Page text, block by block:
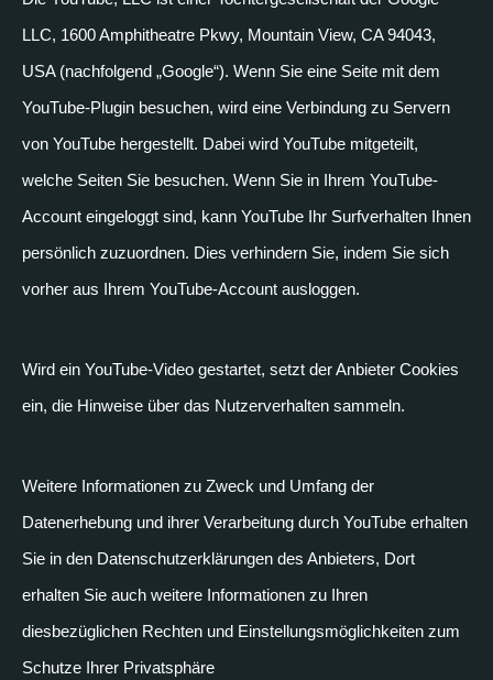
LLC, 1600 Amphitheatre Pkwy, Mountain View, CA 94043,
USA (nachfolgend „Google“). Wenn Sie eine Seite mit dem
YouTube-Plugin besuchen, wird eine Verbindung zu Servern
von YouTube hergestellt. Dabei wird YouTube mitgeteilt,
welche Seiten Sie besuchen. Wenn Sie in Ihrem YouTube-
Account eingeloggt sind, kann YouTube Ihr Surfverhalten Ihnen
persönlich zuzuordnen. Dies verhindern Sie, indem Sie sich
vorher aus Ihrem YouTube-Account ausloggen.
Wird ein YouTube-Video gestartet, setzt der Anbieter Cookies
ein, die Hinweise über das Nutzerverhalten sammeln.
Weitere Informationen zu Zweck und Umfang der
Datenerhebung und ihrer Verarbeitung durch YouTube erhalten
Sie in den Datenschutzerklärungen des Anbieters, Dort
erhalten Sie auch weitere Informationen zu Ihren
diesbezüglichen Rechten und Einstellungsmöglichkeiten zum
Schutze Ihrer Privatsphäre